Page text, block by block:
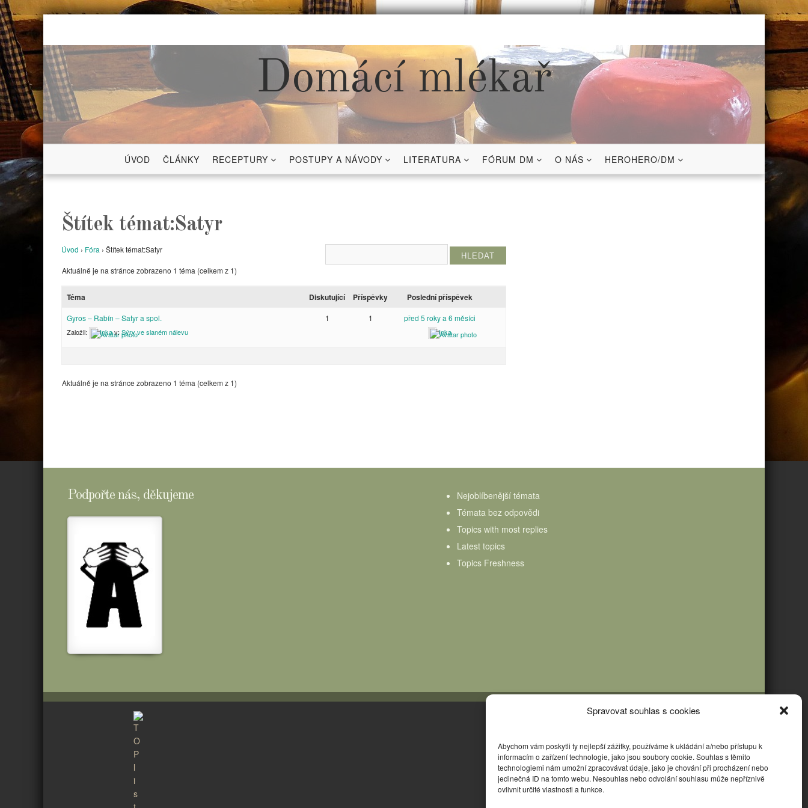
Spravovat souhlas s cookies
Abychom vám poskytli ty nejlepší zážitky, používáme k ukládání a/nebo přístupu k
informacím o zařízení technologie, jako jsou soubory cookie. Souhlas s těmito
technologiemi nám umožní zpracovávat údaje, jako je chování při procházení nebo
jedinečná ID na tomto webu. Nesouhlas nebo odvolání souhlasu může nepříznivě
ovlivnit určité vlastnosti a funkce.
Skip
content
Domácí mlékař
ÚVOD ČLÁNKY RECEPTURY POSTUPY A NÁVODY LITERATURA FÓRUM DM O NÁS HEROHERO/DM
Štítek témat:Satyr
Úvod › Fóra › Štítek témat:Satyr
Aktuálně je na stránce zobrazeno 1 téma (celkem z 1)
Téma Diskutující Příspěvky Poslední příspěvek
Gyros – Rabín – Satyr a spol.
Založil: Inkav:Sýry ve slaném nálevu
1 1 před 5 roky a 6 měsíci
Inka
Aktuálně je na stránce zobrazeno 1 téma (celkem z 1)
Podpořte nás, děkujeme
Nejoblíbenější témata
Témata bez odpovědi
Topics with most replies
Latest topics
Topics Freshness